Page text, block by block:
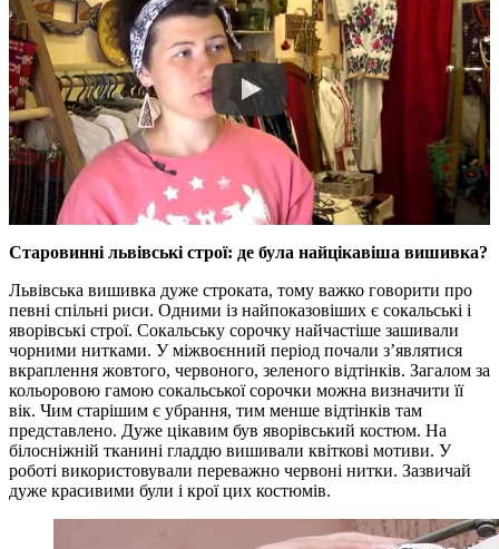
Старовинні львівські строї: де була найцікавіша вишивка?
Львівська вишивка дуже строката, тому важко говорити про
певні спільні риси. Одними із найпоказовіших є сокальські і
яворівські строї. Сокальську сорочку найчастіше зашивали
чорними нитками. У міжвоєнний період почали з’являтися
вкраплення жовтого, червоного, зеленого відтінків. Загалом за
кольоровою гамою сокальської сорочки можна визначити її
вік. Чим старішим є убрання, тим менше відтінків там
представлено. Дуже цікавим був яворівський костюм. На
білосніжній тканині гладдю вишивали квіткові мотиви. У
роботі використовували переважно червоні нитки. Зазвичай
дуже красивими були і крої цих костюмів.